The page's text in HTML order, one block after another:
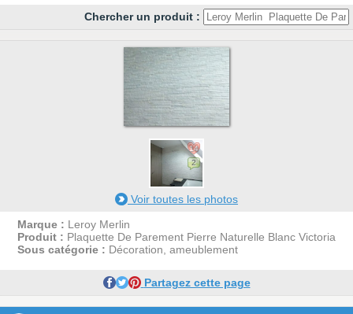
Chercher un produit :
14
2
Voir toutes les photos
Marque : Leroy Merlin
Produit : Plaquette De Parement Pierre Naturelle Blanc Victoria
Sous catégorie : Décoration, ameublement
Partagez cette page